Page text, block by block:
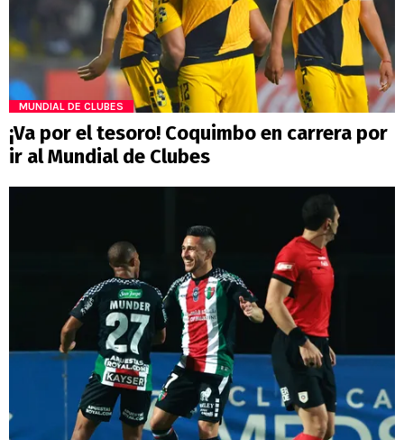
MUNDIAL DE CLUBES
¡Va por el tesoro! Coquimbo en carrera por
ir al Mundial de Clubes